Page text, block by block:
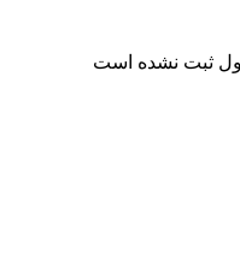
ثبت نشده است